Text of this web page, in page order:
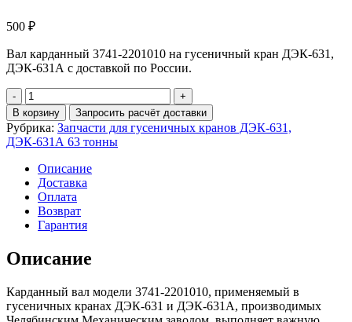
500 ₽
Вал карданный 3741-2201010 на гусеничный кран ДЭК-631,
ДЭК-631А с доставкой по России.
Количество
Вал
карданный
3741-
2201010
гусеничный
кран
ДЭК-631,
ДЭК-631А
В корзину Запросить расчёт доставки
Рубрика: Запчасти для гусеничных кранов ДЭК-631,
ДЭК-631А 63 тонны
Описание
Доставка
Оплата
Возврат
Гарантия
Описание
Карданный вал модели 3741-2201010, применяемый в
гусеничных кранах ДЭК-631 и ДЭК-631А, производимых